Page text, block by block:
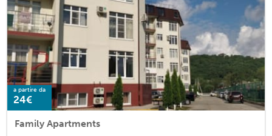
a partire da
24€
Family Apartments